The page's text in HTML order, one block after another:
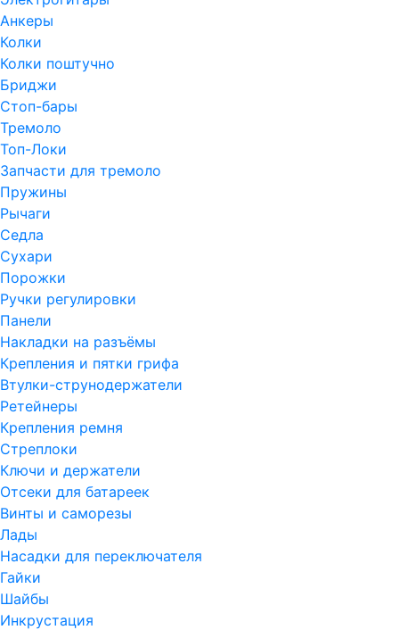
Анкеры
Колки
Колки поштучно
Бриджи
Стоп-бары
Тремоло
Топ-Локи
Запчасти для тремоло
Пружины
Рычаги
Седла
Сухари
Порожки
Ручки регулировки
Панели
Накладки на разъёмы
Крепления и пятки грифа
Втулки-струнодержатели
Ретейнеры
Крепления ремня
Стреплоки
Ключи и держатели
Отсеки для батареек
Винты и саморезы
Лады
Насадки для переключателя
Гайки
Шайбы
Инкрустация